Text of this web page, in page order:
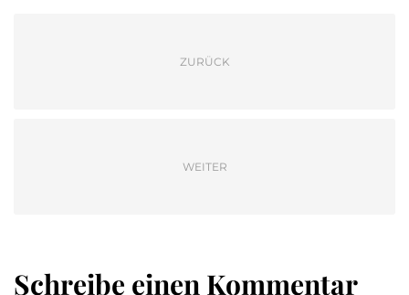
ZURÜCK
WEITER
Schreibe einen Kommentar